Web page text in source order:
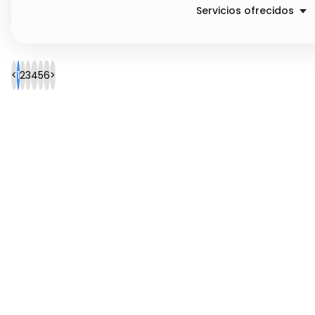
Servicios ofrecidos
<123456>